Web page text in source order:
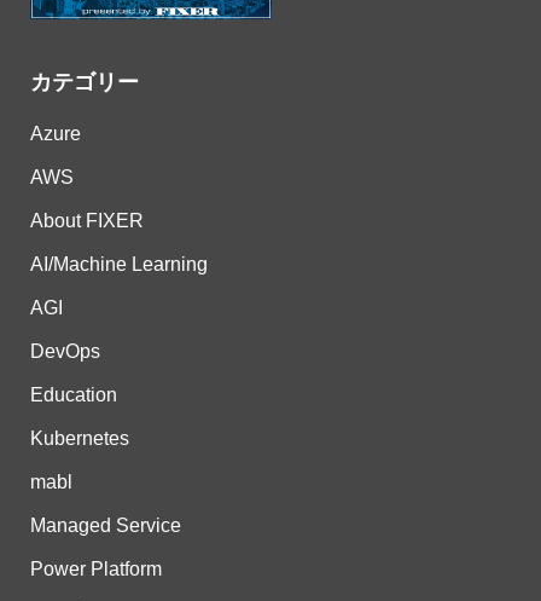
カテゴリー
Azure
AWS
About FIXER
AI/Machine Learning
AGI
DevOps
Education
Kubernetes
mabl
Managed Service
Power Platform